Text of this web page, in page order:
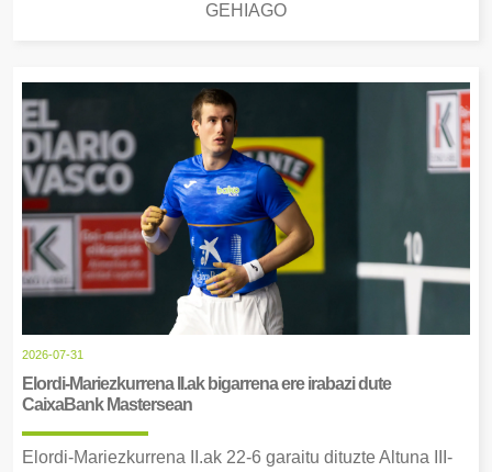
GEHIAGO
2026-07-31
Elordi-Mariezkurrena II.ak bigarrena ere irabazi dute
CaixaBank Mastersean
Elordi-Mariezkurrena II.ak 22-6 garaitu dituzte Altuna III-